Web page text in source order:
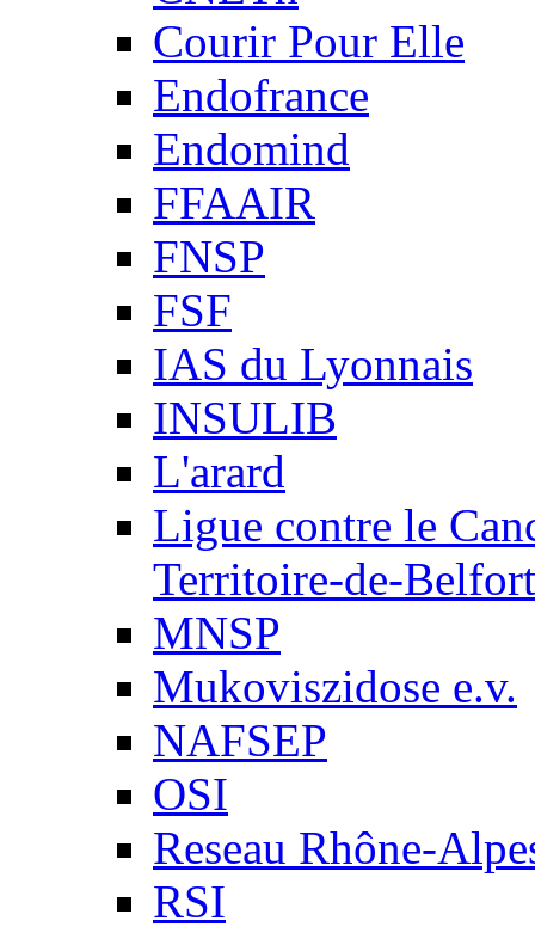
Courir Pour Elle
Endofrance
Endomind
FFAAIR
FNSP
FSF
IAS du Lyonnais
INSULIB
L'arard
Ligue contre le
Territoire-de-Belfort
MNSP
Mukoviszidose e.v.
NAFSEP
OSI
Reseau Rhône-
RSI